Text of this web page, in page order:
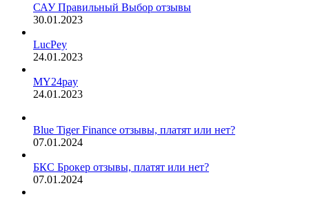
САУ Правильный Выбор отзывы
30.01.2023
LucPey
24.01.2023
MY24pay
24.01.2023
Blue Tiger Finance отзывы, платят или нет?
07.01.2024
БКС Брокер отзывы, платят или нет?
07.01.2024